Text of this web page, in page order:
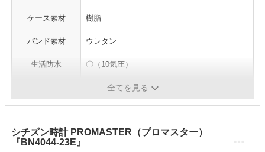
ケース素材 樹脂
バンド素材 ウレタン
生活防水 〇（10気圧）
全てを見る
シチズン時計 PROMASTER（プロマスター）
『BN4044-23E』